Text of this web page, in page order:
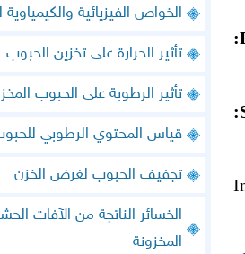
Phylum:
الخواص الفيزيائية
تأثير الحرارة على تخزين الحبوب
تأثير الرطوبة على الحبوب
قياس المحتوي الرطوبي
تجفيف الحبوب لغرض الخزن
الخسائر الناتجة من الآفات
المخزونة